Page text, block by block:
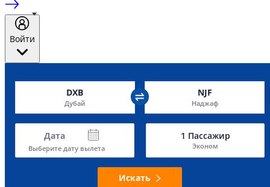
Войти
DXB
Дубай
NJF
Наджаф
Дата
Выберите дату вылета
1 Пассажир
Эконом
Искать